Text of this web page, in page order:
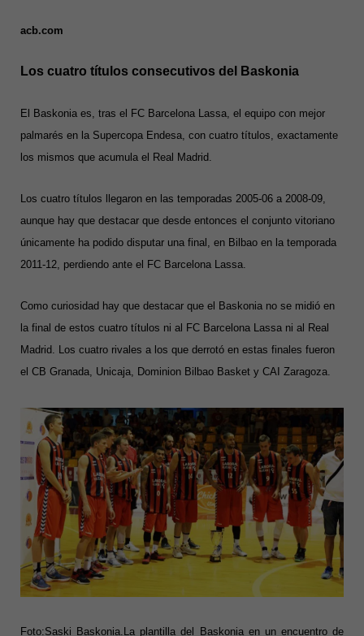
acb.com
Los cuatro títulos consecutivos del Baskonia
El Baskonia es, tras el FC Barcelona Lassa, el equipo con mejor
palmarés en la Supercopa Endesa, con cuatro títulos, exactamente
los mismos que acumula el Real Madrid.
Los cuatro títulos llegaron en las temporadas 2005-06 a 2008-09,
aunque hay que destacar que desde entonces el conjunto vitoriano
únicamente ha podido disputar una final, en Bilbao en la temporada
2011-12, perdiendo ante el FC Barcelona Lassa.
Como curiosidad hay que destacar que el Baskonia no se midió en
la final de estos cuatro títulos ni al FC Barcelona Lassa ni al Real
Madrid. Los cuatro rivales a los que derrotó en estas finales fueron
el CB Granada, Unicaja, Dominion Bilbao Basket y CAI Zaragoza.
Foto:Saski Baskonia.La plantilla del Baskonia en un encuentro de